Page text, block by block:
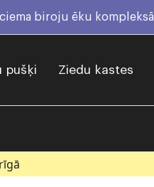
biroju ēku kompleksā
pušķi Ziedu kastes